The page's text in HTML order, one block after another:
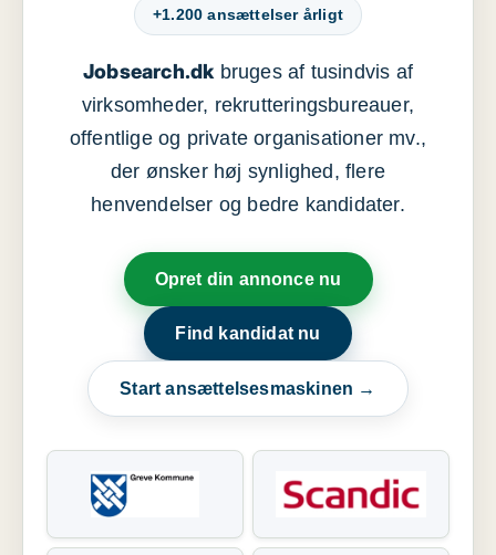
+1.200 ansættelser årligt
Jobsearch.dkbruges af tusindvis af
virksomheder, rekrutteringsbureauer,
offentlige og private organisationer mv.,
der ønsker høj synlighed, flere
henvendelser og bedre kandidater.
Opret din annonce nu
Find kandidat nu
Start ansættelsesmaskinen →